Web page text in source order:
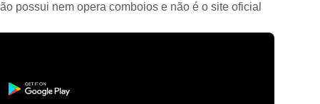
possui nem opera comboios e não é o site oficial